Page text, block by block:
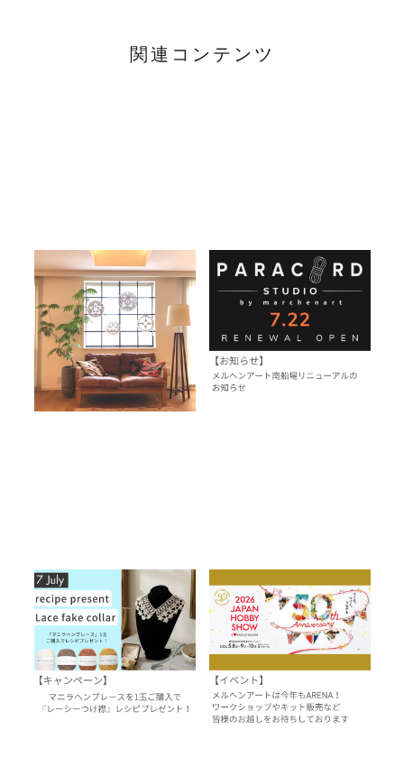
関連コンテンツ
2026年夏季休業のお知らせ
2026.07.26
イベント お知らせ
メルヘンアート南船場リニュ
ーアルのお知らせ
2026.07.01
topic
イベント
お知らせ
【7月レシピプレゼント】洗え
るマニラヘンプレースでつく
る『レーシーつけ襟』
2026.06.29
topic
イベント
過去のレシピプレゼント
2026日本ホビーショー出展
決定！※ご来場ありがとうご
ざいました！
2026.03.18